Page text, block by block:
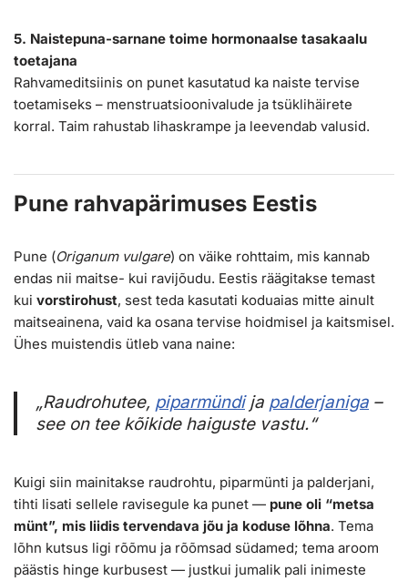
5. Naistepuna-sarnane toime hormonaalse tasakaalu
toetajana
Rahvameditsiinis on punet kasutatud ka naiste tervise
toetamiseks – menstruatsioonivalude ja tsüklihäirete
korral. Taim rahustab lihaskrampe ja leevendab valusid.
Pune rahvapärimuses Eestis
Pune (Origanum vulgare) on väike rohttaim, mis kannab
endas nii maitse- kui ravijõudu. Eestis räägitakse temast
kui vorstirohust, sest teda kasutati koduaias mitte ainult
maitseainena, vaid ka osana tervise hoidmisel ja kaitsmisel.
Ühes muistendis ütleb vana naine:
„Raudrohutee, piparmündija palderjaniga –
see on tee kõikide haiguste vastu.“
Kuigi siin mainitakse raudrohtu, piparmünti ja palderjani,
tihti lisati sellele ravisegule ka punet — pune oli “metsa
münt”, mis liidis tervendava jõu ja koduse lõhna. Tema
lõhn kutsus ligi rõõmu ja rõõmsad südamed; tema aroom
päästis hinge kurbusest — justkui jumalik pali inimeste